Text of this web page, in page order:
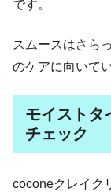
です。
スムースはさら
のケアに向いて
モイストタ
チェック
coconeクレイク